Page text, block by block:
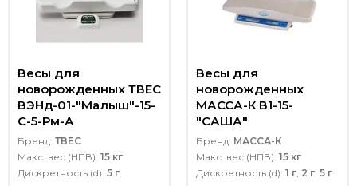
Весы для
новорожденных ТВЕС
ВЭНд-01-"Малыш"-15-
С-5-Рм-А
Бренд: ТВЕС
Макс. вес (НПВ): 15 кг
Дискретность (d): 5 г
Весы для
новорожденных
МАССА-К В1-15-
"САША"
Бренд: МАССА-К
Макс. вес (НПВ): 15 кг
Дискретность (d): 1 г, 2 г, 5 г